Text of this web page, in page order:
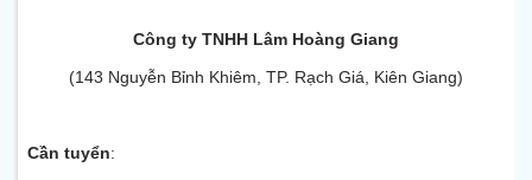
Công ty TNHH Lâm Hoàng Giang
(143 Nguyễn Bỉnh Khiêm, TP. Rạch Giá, Kiên Giang)
Cần tuyển: